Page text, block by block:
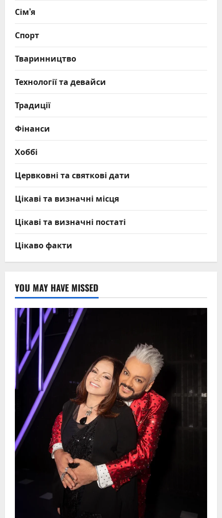
Сім’я
Спорт
Тваринництво
Технології та девайси
Традиції
Фінанси
Хоббі
Цервковні та святкові дати
Цікаві та визначні місця
Цікаві та визначні постаті
Цікаво факти
YOU MAY HAVE MISSED